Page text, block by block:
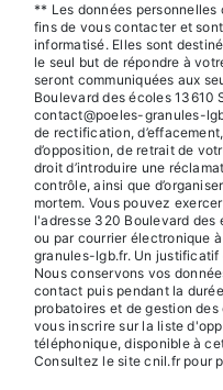
** Les données personnelles
fins de vous contacter et
informatisé. Elles sont
le seul but de répondre à
seront communiquées aux
Boulevard des écoles 13610
contact@poeles-granules-
de rectification,
d’opposition, de retrait de
droit d’introduire une
contrôle, ainsi que
mortem. Vous pouvez
l'adresse 320 Boulevard
ou par courrier électronique
granules-lgb.fr. Un
Nous conservons vos
contact puis pendant la
probatoires et de gestion
vous inscrire sur la liste
téléphonique, disponible à
Consultez le site cnil.fr pour